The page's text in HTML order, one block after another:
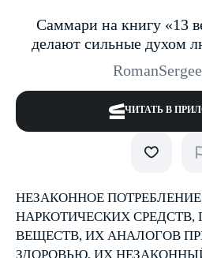
Саммари на книгу «13
делают сильные духом
ЧИТАТЬ В
НЕЗАКОННОЕ ПОТРЕБЛЕНИЕ
НАРКОТИЧЕСКИХ
ВЕЩЕСТВ, ИХ АНАЛОГОВ
ЗДОРОВЬЮ, ИХ